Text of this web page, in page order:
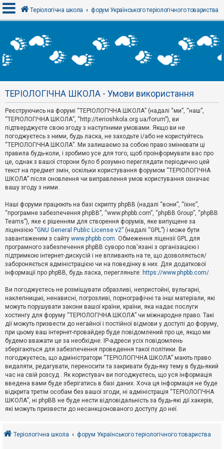
х
і
Р
є
с
т
р
а
ц
я
Т
м
и
б
е
з
в
і
д
п
о
в
д
й
А
к
т
и
в
н
т
е
м
и
о
Теріологічна школа форум Українського теріологічного товариства
ТЕРІОЛОГІЧНА ШКОЛА - Умови використання
Реєструючись на форумі “ТЕРІОЛОГІЧНА ШКОЛА” (надалі “ми”, “наш”,
“ТЕРІОЛОГІЧНА ШКОЛА”, “http://terioshkola.org.ua/forum”), ви
підтверджуєте свою згоду з наступними умовами. Якщо ви не
погоджуєтесь з ними, будь ласка, не заходьте і/або не користуйтесь
“ТЕРІОЛОГІЧНА ШКОЛА”. Ми залишаємо за собою право змінювати ці
правила будь-коли, і зробимо усе для того, щоб проінформувати вас про
це, однак з вашої сторони було б розумно переглядати періодично цей
текст на предмет змін, оскільки користування форумом “ТЕРІОЛОГІЧНА
ШКОЛА” після оновлення чи виправлення умов користування означає
вашу згоду з ними.
Наші форуми працюють на базі скрипту phpBB (надалі “вони”, “їхнє”,
“програмне забезпечення phpBB”, “www.phpbb.com”, “phpBB Group”, “phpBB
Teams”), яке є рішенням для створення форумів, яке випущене за
ліцензією “GNU General Public License v2” (надалі “GPL”) і може бути
завантаженим з сайту www.phpbb.com. Обмеження ліцензії GPL для
програмного забезпечення phpBB суворо пов'язані з організацією і
підтримкою інтернет-дискусій і не впливають на те, що дозволяється/
забороняється адміністрацією чи на поведінку в них. Для додаткової
інформації про phpBB, будь ласка, перегляньте: https://www.phpbb.com/.
Ви погоджуєтесь не розміщувати образливі, непристойні, вульгарні,
наклепницькі, ненависні, погрозливі, порнографічні та інші матеріали, які
можуть порушувати закони вашої країни, країни, яка надає послуги
хостингу для форуму “ТЕРІОЛОГІЧНА ШКОЛА” чи міжнародне право. Такі
дії можуть призвести до негайної і постійної відмови у доступі до форуму,
при цьому ваш інтернет-провайдер буде повідомлений про це, якщо ми
будемо вважати це за необхідне. IP-адреси усіх повідомлень
зберігаються для забезпечення проведення такої політики. Ви
погоджуєтесь, що адміністратори “ТЕРІОЛОГІЧНА ШКОЛА” мають право
видаляти, редагувати, переносити та закривати будь-яку тему в будь-який
час на свій розсуд . Як користувач ви погоджуєтесь, що уся інформація
введена вами буде зберігатись в базі даних. Хоча ця інформація не буде
відкрита третім особам без вашої згоди, ні адміністрація “ТЕРІОЛОГІЧНА
ШКОЛА”, ні phpBB не буде нести відповідальність за будь-які дії хакерів,
які можуть призвести до несанкціонованого доступу до неї.
Теріологічна школа форум Українського теріологічного товариства